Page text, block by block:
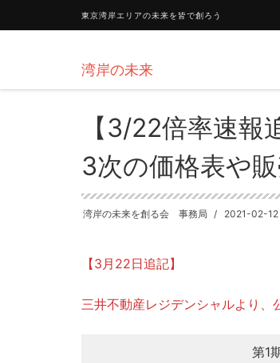
東京湾岸エリアの未来を皆で創ろう
湾岸の未来
HOME 勝どき 【3/22倍率速報追加】
【3/22倍率速
3次の価格表や
湾岸の未来を創る会 事務局 2021-02-12
【3月22日追記】
三井不動産レジデンシャルより、
第1